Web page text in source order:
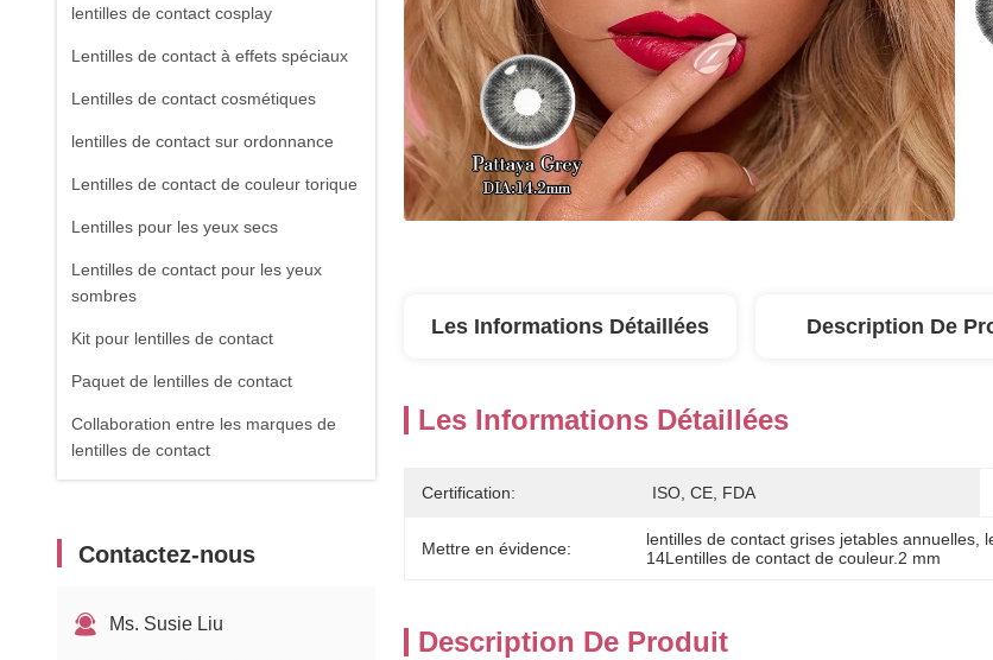
lentilles de contact cosplay
Lentilles de contact à effets spéciaux
Lentilles de contact cosmétiques
lentilles de contact sur ordonnance
Lentilles de contact de couleur torique
Lentilles pour les yeux secs
Lentilles de contact pour les yeux
sombres
Kit pour lentilles de contact
Paquet de lentilles de contact
Collaboration entre les marques de
lentilles de contact
Contactez-nous
Ms. Susie Liu
Les Informations Détaillées Description De
Les Informations Détaillées
Certification: ISO, CE, FDA
Mettre en évidence: lentilles de contact grises jetables annuelles,
14Lentilles de contact de couleur.2 mm
Description De Produit